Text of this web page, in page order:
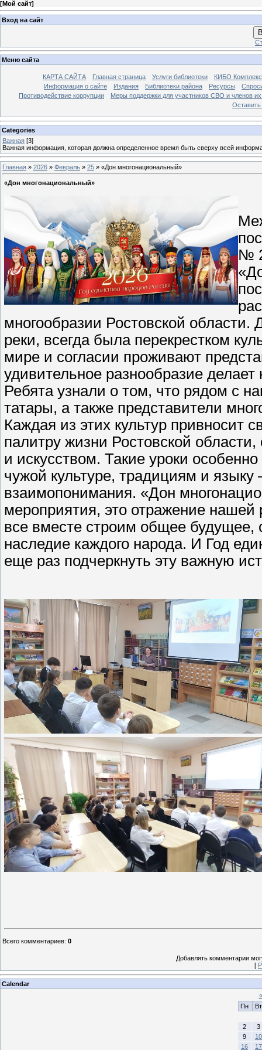
[Мой сайт]
Вход на сайт
Меню сайта
КАРТА САЙТА Главная страница Услуги библиотеки
КИБО
Информация о сайте
Издания Библиотеки района Ресурсы
Противодействие коррупции
Меры поддержки для участников СВО и членов
Оставить
Categories
Важная [3]
Важная информация, которая должна определенное время быть сверху всей
Главная » 2026 » Февраль » 25 » «Дон многонациональный»
«Дон многонациональный»
№
многообразии Ростовской
реки, всегда была перекрестком
мире и согласии проживают
удивительное разнообразие
Ребята узнали о том, что рядом с
татары, а также представители
Каждая из этих культур привносит
палитру жизни Ростовской
и искусством. Такие уроки
чужой культуре, традициям и
взаимопонимания. «Дон
мероприятия, это отражение
все вместе строим общее будущее,
наследие каждого народа. И Год
еще раз подчеркнуть эту важную
Всего комментариев: 0
Добавлять комментарии
[
Calendar
«
Пн
Вт
2
3
9
10
16
17